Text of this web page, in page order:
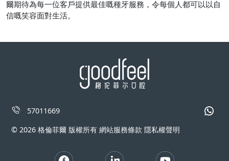
爾期待為每一位客戶提供最佳嘅種牙服務，令每個人都可以以自
信嘅笑容面對生活。
57011669
© 2026 格倫菲爾 版權所有 網站服務條款 隱私權聲明